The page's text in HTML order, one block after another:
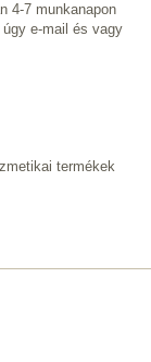
4-7 munkanapon
e-mail és vagy
termékek